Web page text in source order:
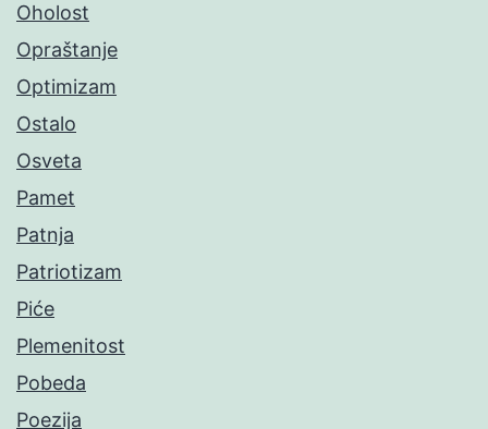
Oholost
Opraštanje
Optimizam
Ostalo
Osveta
Pamet
Patnja
Patriotizam
Piće
Plemenitost
Pobeda
Poezija